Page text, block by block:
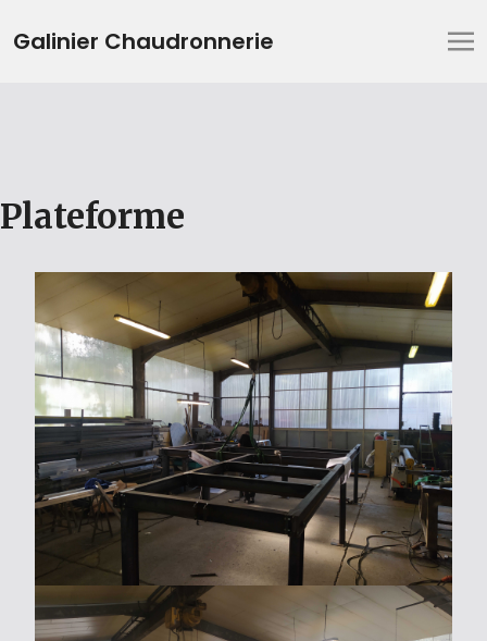
Galinier Chaudronnerie
Plateforme